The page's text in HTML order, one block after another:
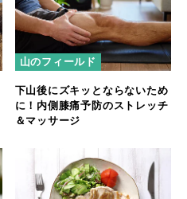
山のフィールド
下山後にズキッとならないため
に！内側膝痛予防のストレッチ
＆マッサージ